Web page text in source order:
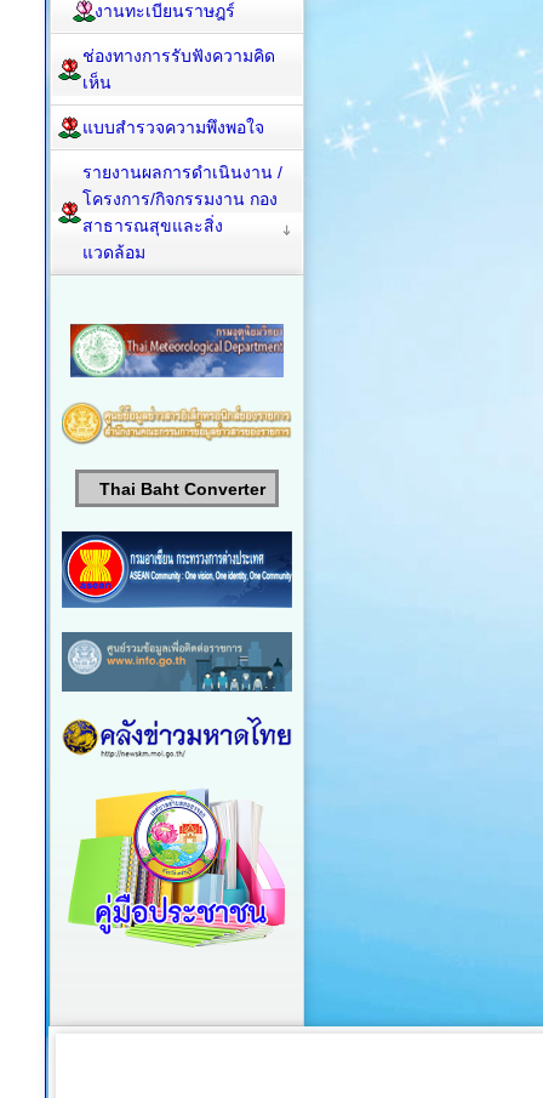
งานทะเบียนราษฎร์
ช่องทางการรับฟังความคิด
เห็น
แบบสำรวจความพึงพอใจ
รายงานผลการดำเนินงาน /
โครงการ/กิจกรรมงาน กอง
สาธารณสุขและสิ่ง
แวดล้อม
Thai Baht Converter